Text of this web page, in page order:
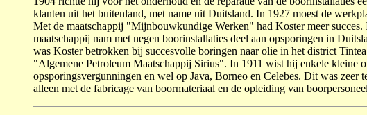
klanten uit het buitenland, met name uit Duitsland. In 1927 moest de
Met de maatschappij "Mijnbouwkundige Werken" had Kos­ter meer
maatschappij nam met negen boorinstal­laties deel aan opsporingen in
was Koster betrokken bij suc­­ces­volle boringen naar olie in het district
"Algeme­ne Petroleum Maatschappij Sirius". In 1911 wist hij enkele klei­ne
opsporingsvergunningen en wel op Java, Borneo en Cele­bes. Dit was
alleen met de fabricage van boor­materiaal en de opleiding van